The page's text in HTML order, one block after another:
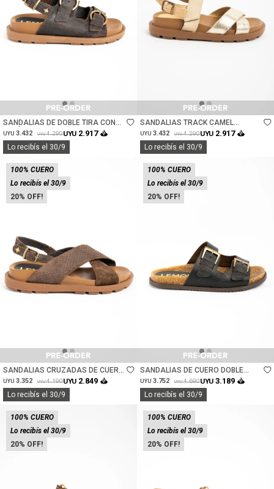
Talle
SANDALIAS DE DOBLE TIRA CON
TALÓN - CHOCOLATE
UYU 3.432 UYU 4.290UYU 2.917
Lo recibís el 30/9
Talle
SANDALIAS TRACK CAMEL
DORADO CUERO - NÁCAR
UYU 3.432 UYU 4.290UYU 2.917
Lo recibís el 30/9
20
100% CUERO
Lo recibís el 30/9
Talle
SANDALIAS CRUZADAS DE CUERO
- CHOCOLATE
UYU 3.352 UYU 4.190UYU 2.849
Lo recibís el 30/9
20
100% CUERO
Lo recibís el 30/9
Talle
SANDALIAS DE CUERO DOBLE
HEBILLA - CHOCOLATE
UYU 3.752 UYU 4.690UYU 3.189
Lo recibís el 30/9
20
100% CUERO
Lo recibís el 30/9
20
100% CUERO
Lo recibís el 30/9